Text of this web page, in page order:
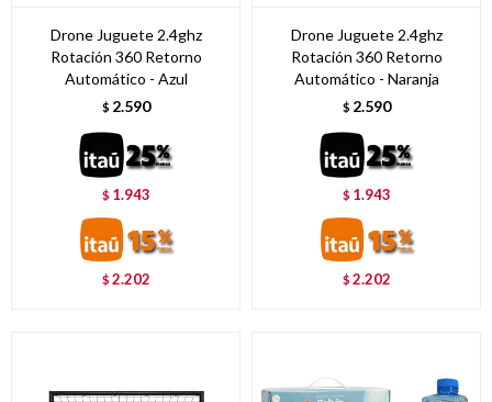
Drone Juguete 2.4ghz
Rotación 360 Retorno
Automático - Azul
$ 2.590
$ 1.943
$2.202
Drone Juguete 2.4ghz
Rotación 360 Retorno
Automático - Naranja
$ 2.590
$ 1.943
$2.202